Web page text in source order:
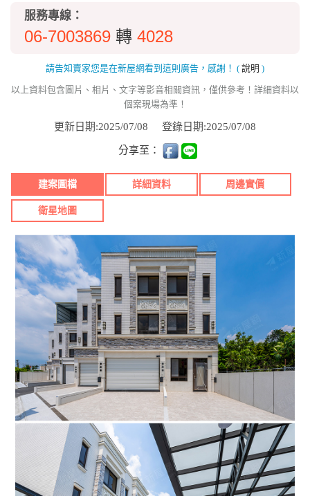
服務專線：
06-7003869 轉 4028
請告知賣家您是在新屋網看到這則廣告，感謝！ ( 說明 )
以上資料包含圖片、相片、文字等影音相關資訊，僅供參考！詳細資料以
個案現場為準！
更新日期:2025/07/08 登錄日期:2025/07/08
分享至：
建案圖檔 詳細資料 周邊實價
衛星地圖